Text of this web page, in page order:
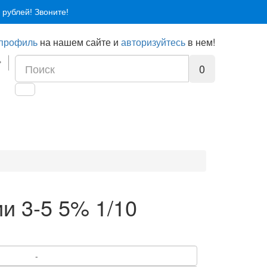
Звоните!
на нашем сайте и авторизуйтесь в нем!
0
3-5 5% 1/10